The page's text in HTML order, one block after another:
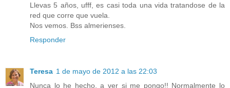
Llevas 5 años, ufff, es casi toda una vida tratandose de la
red que corre que vuela.
Nos vemos. Bss almerienses.
Responder
Teresa 1 de mayo de 2012 a las 22:03
Nunca lo he hecho, a ver si me pongo!! Normalmente lo